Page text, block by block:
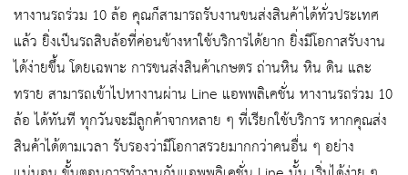
หางานรถร่วม 10 ล้อ คุณก็สามารถรับงานขนส่งสินค้าได้ทั่วประเทศ
แล้ว ยิ่งเป็นรถสิบล้อที่ค่อนข้างหาใช้บริการได้ยาก ยิ่งมีโอกาสรับงาน
ได้ง่ายขึ้น โดยเฉพาะ การขนส่งสินค้าเกษตร ถ่านหิน หิน ดิน และ
ทราย สามารถเข้าไปหางานผ่าน Line แอพพลิเคชั่น หางานรถร่วม 10
ล้อ ได้ทันที ทุกวันจะมีลูกค้าจากหลาย ๆ ที่เรียกใช้บริการ หากคุณส่ง
สินค้าได้ตามเวลา รับรองว่ามีโอกาสรวยมากกว่าคนอื่น ๆ อย่าง